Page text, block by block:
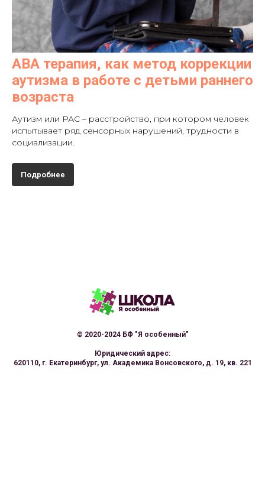
АВА терапия, как метод коррекции
аутизма в работе с детьми раннего
возраста
Аутизм или РАС – расстройство, при котором человек
испытывает ряд сенсорных нарушений, трудности в
социализации.
Подробнее
© 2020-2024 БФ "Я особенный"
Юридический адрес:
620110, г. Екатеринбург, ул. Академика Вонсовского, д. 19, кв. 221